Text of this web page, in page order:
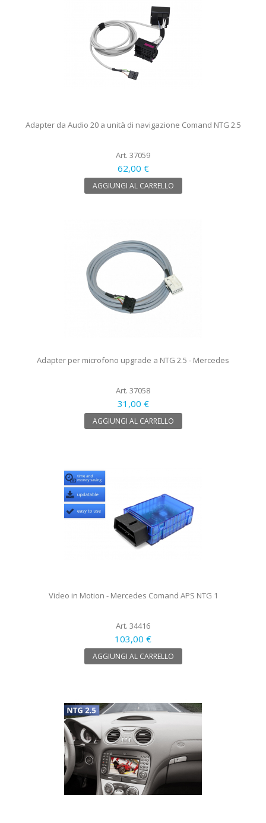
Adapter da Audio 20 a unità di navigazione Comand NTG 2.5
Art. 37059
62,00 €
AGGIUNGI AL CARRELLO
Adapter per microfono upgrade a NTG 2.5 - Mercedes
Art. 37058
31,00 €
AGGIUNGI AL CARRELLO
Video in Motion - Mercedes Comand APS NTG 1
Art. 34416
103,00 €
AGGIUNGI AL CARRELLO